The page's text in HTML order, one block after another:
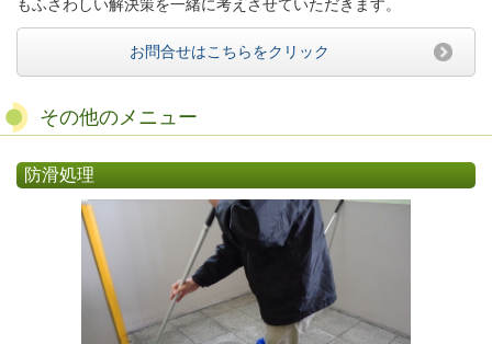
もふさわしい解決策を一緒に考えさせていただきます。
お問合せはこちらをクリック
その他のメニュー
防滑処理